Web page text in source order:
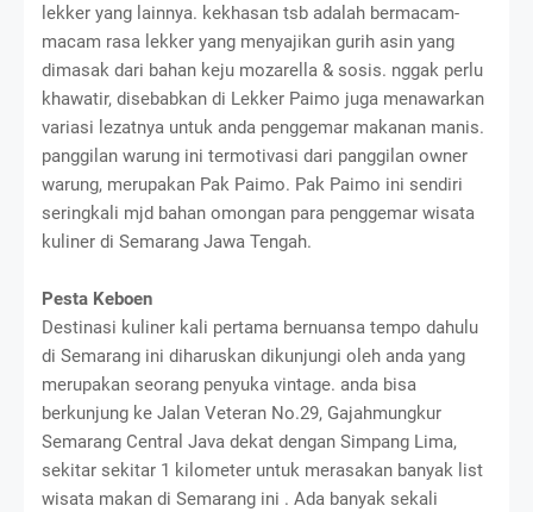
lekker yang lainnya. kekhasan tsb adalah bermacam-
macam rasa lekker yang menyajikan gurih asin yang
dimasak dari bahan keju mozarella & sosis. nggak perlu
khawatir, disebabkan di Lekker Paimo juga menawarkan
variasi lezatnya untuk anda penggemar makanan manis.
panggilan warung ini termotivasi dari panggilan owner
warung, merupakan Pak Paimo. Pak Paimo ini sendiri
seringkali mjd bahan omongan para penggemar wisata
kuliner di Semarang Jawa Tengah.
Pesta Keboen
Destinasi kuliner kali pertama bernuansa tempo dahulu
di Semarang ini diharuskan dikunjungi oleh anda yang
merupakan seorang penyuka vintage. anda bisa
berkunjung ke Jalan Veteran No.29, Gajahmungkur
Semarang Central Java dekat dengan Simpang Lima,
sekitar sekitar 1 kilometer untuk merasakan banyak list
wisata makan di Semarang ini . Ada banyak sekali